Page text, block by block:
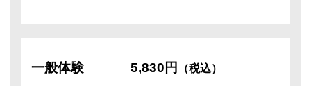
一般体験 5,830円 （税込）